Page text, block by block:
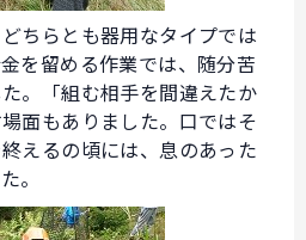
ちらとも器用なタイプでは
を留める作業では、随分苦
。「組む相手を間違えたか
面もありました。口ではそ
えるの頃には、息のあった
。